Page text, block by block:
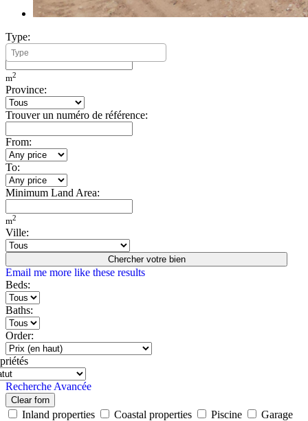
Type:
Minimum Build Area:
m2
Province:
Trouver un numéro de référence:
From:
To:
Minimum Land Area:
m2
Ville:
Chercher votre bien
Email me more like these results
Beds:
Baths:
Order:
Recherche Avancée
Clear forn
Inland properties Coastal properties Piscine
Garage